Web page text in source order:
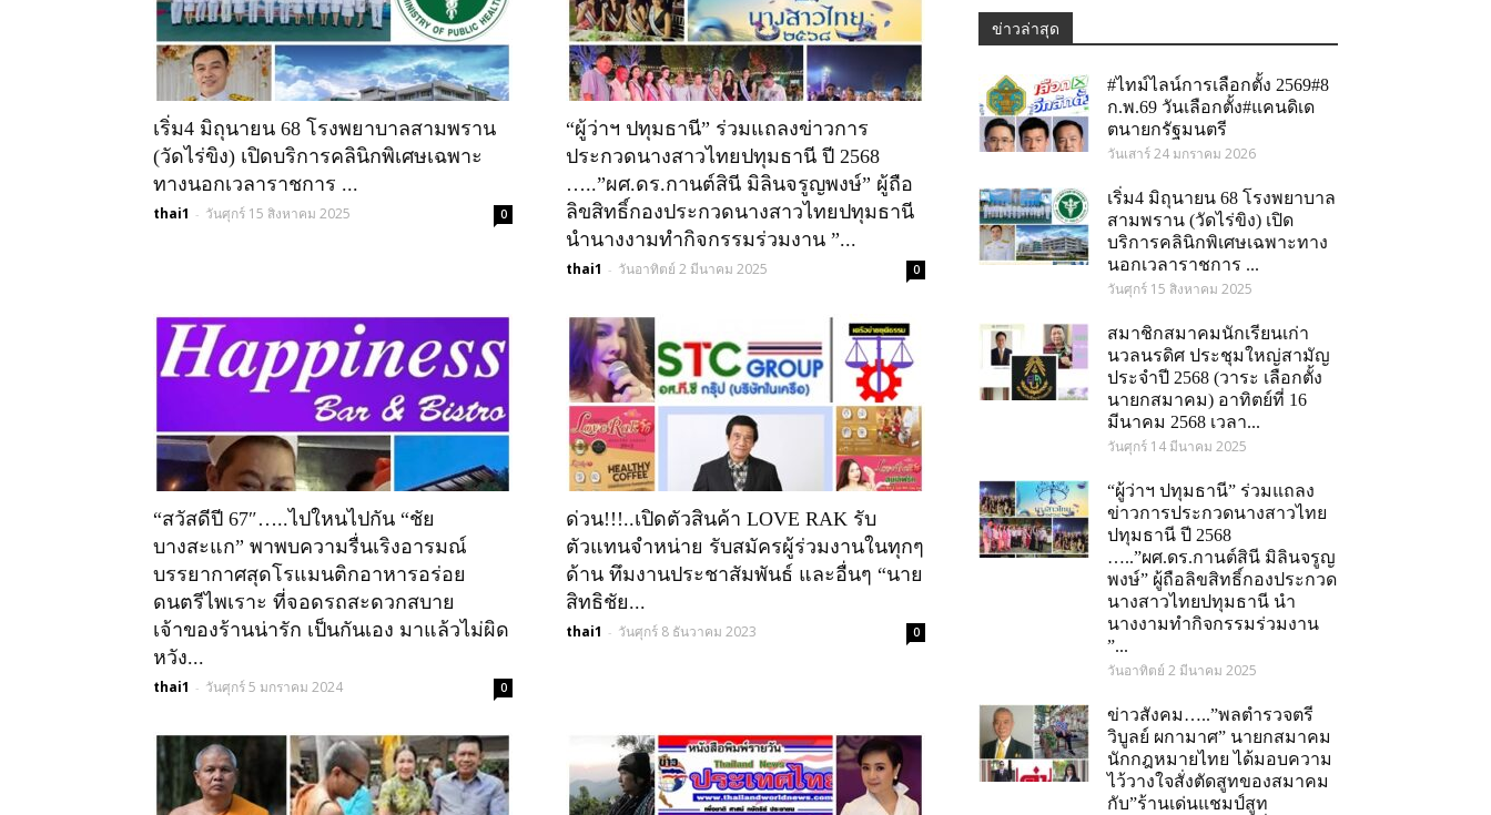
วัน"ข่าว
ประเทศไทย"
้
https;//www.thailandworldnews.com
เริ่ม4 มิถุนายน 68 โรงพยาบาลสามพราน
(วัดไร่ขิง) เปิดบริการคลินิกพิเศษเฉพาะ
ทางนอกเวลาราชการ ...
thai1 - วันศุกร์ 15 สิงหาคม 2025 0
“ผู้ว่าฯ ปทุมธานี” ร่วมแถลงข่าวการ
ประกวดนางสาวไทยปทุมธานี ปี 2568
…..”ผศ.ดร.กานต์สินี มิลินจรูญพงษ์” ผู้ถือ
ลิขสิทธิ์กองประกวดนางสาวไทยปทุมธานี
นำนางงามทำกิจกรรมร่วมงาน ”...
thai1 - วันอาทิตย์ 2 มีนาคม 2025 0
“สวัสดีปี 67″…..ไปใหนไปกัน “ชัย
บางสะแก” พาพบความรื่นเริงอารมณ์
บรรยากาศสุดโรแมนติกอาหารอร่อย
ดนตรีไพเราะ ที่จอดรถสะดวกสบาย
เจ้าของร้านน่ารัก เป็นกันเอง มาแล้วไม่ผิด
หวัง...
thai1 - วันศุกร์ 5 มกราคม 2024 0
ด่วน!!!..เปิดตัวสินค้า LOVE RAK รับ
ตัวแทนจำหน่าย รับสมัครผู้ร่วมงานในทุกๆ
ด้าน ทึมงานประชาสัมพันธ์ และอื่นๆ “นาย
สิทธิชัย...
thai1 - วันศุกร์ 8 ธันวาคม 2023 0
ข่าวล่าสุด
#ไทม์ไลน์การเลือกตั้ง 2569#8
ก.พ.69 วันเลือกตั้ง#แคนดิเด
ตนายกรัฐมนตรี
วันเสาร์ 24 มกราคม 2026
เริ่ม4 มิถุนายน 68 โรงพยาบาล
สามพราน (วัดไร่ขิง) เปิด
บริการคลินิกพิเศษเฉพาะทาง
นอกเวลาราชการ ...
วันศุกร์ 15 สิงหาคม 2025
สมาชิกสมาคมนักเรียนเก่า
นวลนรดิศ ประชุมใหญ่สามัญ
ประจำปี 2568 (วาระ เลือกตั้ง
นายกสมาคม) อาทิตย์ที่ 16
มีนาคม 2568 เวลา...
วันศุกร์ 14 มีนาคม 2025
“ผู้ว่าฯ ปทุมธานี” ร่วมแถลง
ข่าวการประกวดนางสาวไทย
ปทุมธานี ปี 2568
…..”ผศ.ดร.กานต์สินี มิลินจรูญ
พงษ์” ผู้ถือลิขสิทธิ์กองประกวด
นางสาวไทยปทุมธานี นำ
นางงามทำกิจกรรมร่วมงาน
”...
วันอาทิตย์ 2 มีนาคม 2025
ข่าวสังคม…..”พลตำรวจตรี
วิบูลย์ ผกามาศ” นายกสมาคม
นักกฎหมายไทย ได้มอบความ
ไว้วางใจสั่งตัดสูทของสมาคม
กับ”ร้านเด่นแชมป์สูท